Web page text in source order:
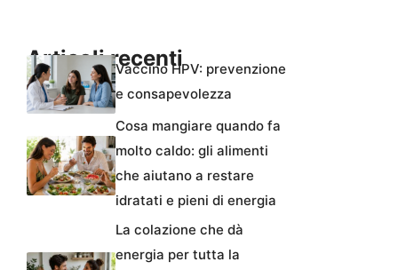
Articoli recentiVaccino HPV: prevenzione
e consapevolezza
Cosa mangiare quando fa
molto caldo: gli alimenti
che aiutano a restare
idratati e pieni di energia
La colazione che dà
energia per tutta la